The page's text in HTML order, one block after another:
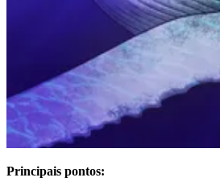
Principais pontos: